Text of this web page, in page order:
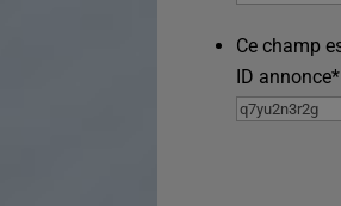
Ce champ
ID annonce*